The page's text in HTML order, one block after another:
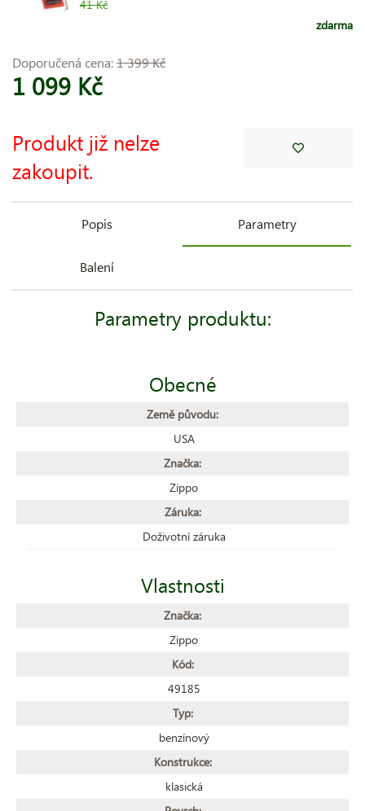
41 Kč
zdarma
Doporučená cena:1 399 Kč
1 099 Kč
Produkt již nelze
zakoupit.
Popis Parametry
Balení
Parametry produktu:
Obecné
Země původu:
USA
Značka:
Zippo
Záruka:
Doživotní záruka
Vlastnosti
Značka:
Zippo
Kód:
49185
Typ:
benzínový
Konstrukce:
klasická